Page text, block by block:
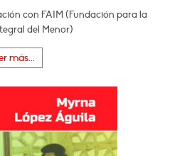
con FAIM (Fundación para la
del Menor)
más...